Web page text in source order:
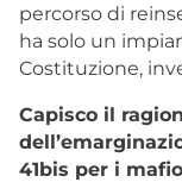
percorso di
ha solo un
Costituzione,
Capisco il
41bis per i